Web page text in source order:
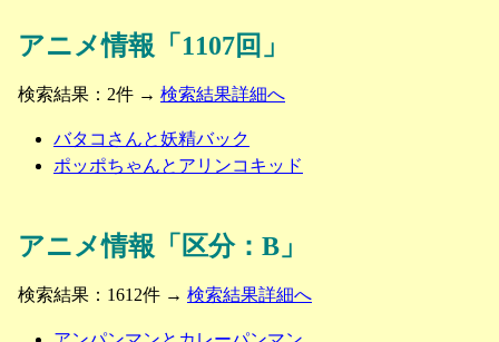
アニメ情報「1107回」
検索結果：2件 → 検索結果詳細へ
バタコさんと妖精バック
ポッポちゃんとアリンコキッド
アニメ情報「区分：B」
検索結果：1612件 → 検索結果詳細へ